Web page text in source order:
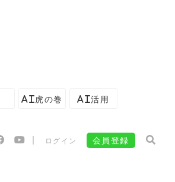
AI虎の巻 AI活用
ログイン 会員登録